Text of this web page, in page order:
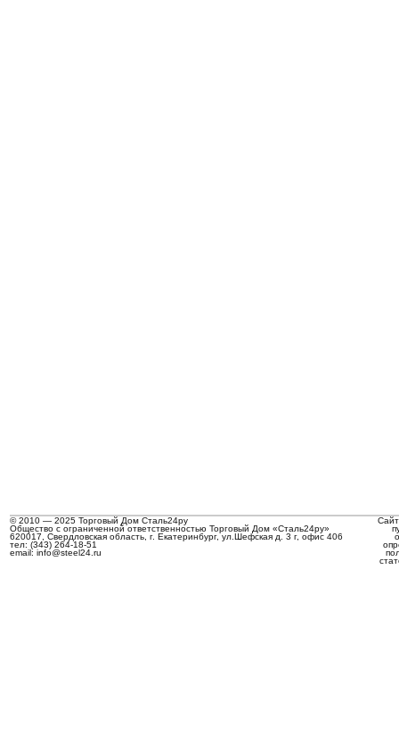
© 2010 — 2025 Торговый Дом Сталь24ру
Общество с ограниченной ответственностью Торговый Дом «Сталь24ру»
620017, Свердловская область, г. Екатеринбург, ул.Шефская д. 3 г, офис 406
тел: (343) 264-18-51
email: info@steel24.ru